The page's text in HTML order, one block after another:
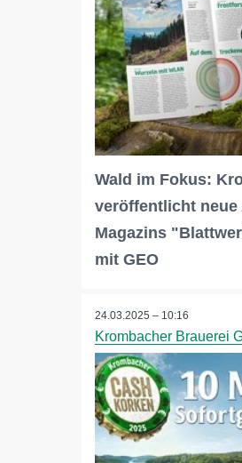
Wald im Fokus:
veröffentlicht neue
Magazins
mit GEO
24.03.2025 – 10:16
Krombacher Brauerei